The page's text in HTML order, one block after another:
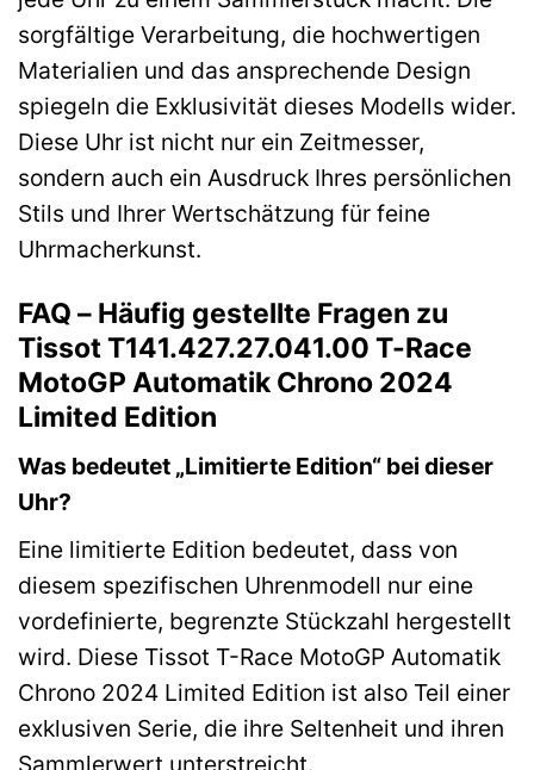
sorgfältige Verarbeitung, die hochwertigen
Materialien und das ansprechende Design
spiegeln die Exklusivität dieses Modells wider.
Diese Uhr ist nicht nur ein Zeitmesser,
sondern auch ein Ausdruck Ihres persönlichen
Stils und Ihrer Wertschätzung für feine
Uhrmacherkunst.
FAQ – Häufig gestellte Fragen zu
Tissot T141.427.27.041.00 T-Race
MotoGP Automatik Chrono 2024
Limited Edition
Was bedeutet „Limitierte Edition“ bei dieser
Uhr?
Eine limitierte Edition bedeutet, dass von
diesem spezifischen Uhrenmodell nur eine
vordefinierte, begrenzte Stückzahl hergestellt
wird. Diese Tissot T-Race MotoGP Automatik
Chrono 2024 Limited Edition ist also Teil einer
exklusiven Serie, die ihre Seltenheit und ihren
Sammlerwert unterstreicht.